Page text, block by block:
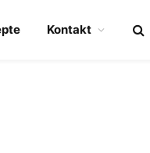
Kontakt